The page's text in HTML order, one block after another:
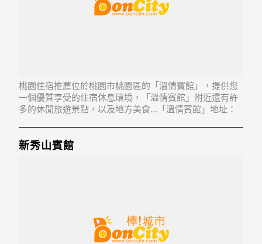
桃園住宿推薦位於桃園市桃園區的「溫情賓館」，提供您
一個優質享受的住宿休息環境，「溫情賓館」附近還有許
多的休閒旅遊景點，以及地方美食...「溫情賓館」地址：
新秀山賓館